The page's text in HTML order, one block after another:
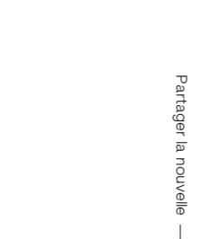
Partager la nouvelle